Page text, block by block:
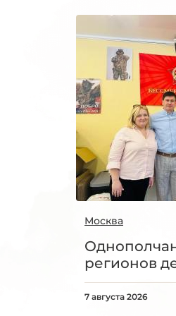
Москва
регионов
7 августа 2026